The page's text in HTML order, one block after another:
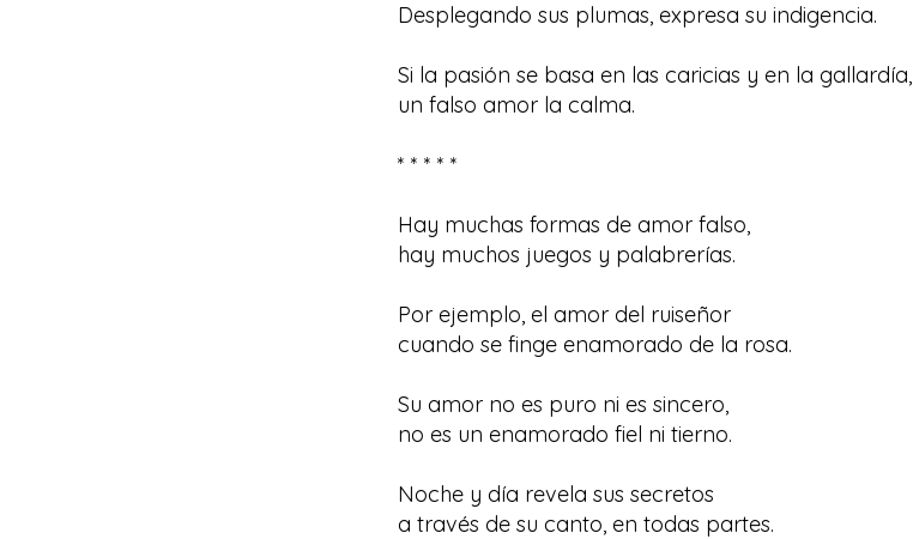
Desplegando sus plumas, expresa su indigencia.
Si la pasión se basa en las caricias y en la gallardía,
un falso amor la calma.
* * * * *
Hay muchas formas de amor falso,
hay muchos juegos y palabrerías.
Por ejemplo, el amor del ruiseñor
cuando se finge enamorado de la rosa.
Su amor no es puro ni es sincero,
no es un enamorado fiel ni tierno.
Noche y día revela sus secretos
a través de su canto, en todas partes.